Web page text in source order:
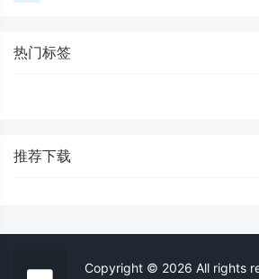
热门标签
推荐下载
Copyright © 2026 All rights